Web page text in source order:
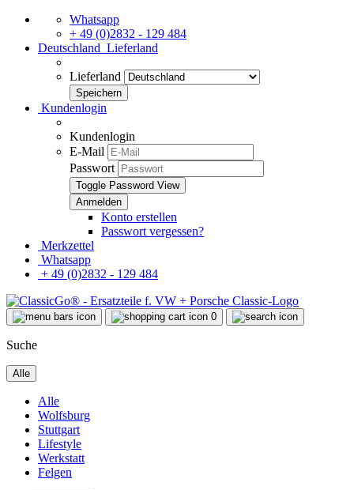
Whatsapp
+ 49 (0)2832 - 129 484
Deutschland Lieferland
Lieferland
Kundenlogin
Kundenlogin
E-Mail
Passwort
Toggle Password View
Konto erstellen
Passwort vergessen?
Merkzettel
Whatsapp
+ 49 (0)2832 - 129 484
0
Suche
Alle
Alle
Wolfsburg
Stuttgart
Lifestyle
Werkstatt
Felgen